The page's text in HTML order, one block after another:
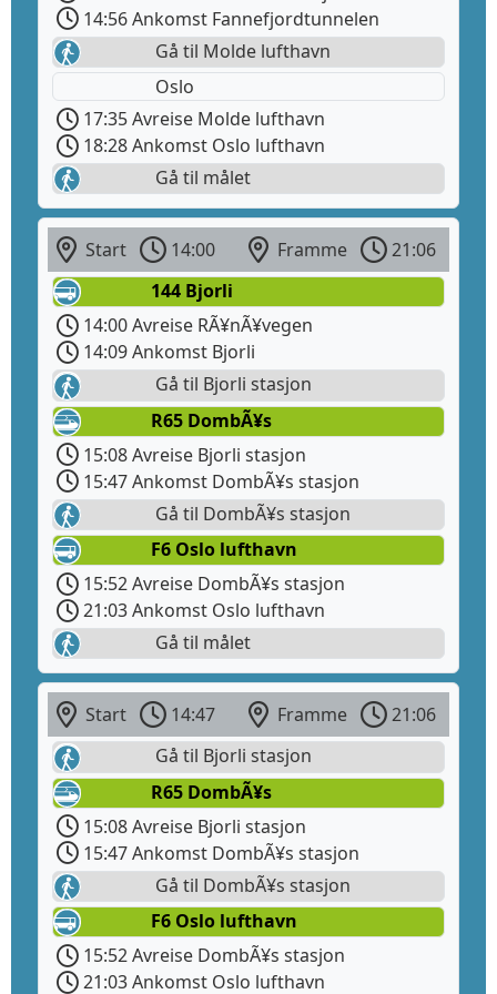
14:56 Ankomst Fannefjordtunnelen
Gå til Molde lufthavn
Oslo
17:35 Avreise Molde lufthavn
18:28 Ankomst Oslo lufthavn
Gå til målet
Start 14:00 Framme
21:06
144 Bjorli
14:00 Avreise RÃ¥nÃ¥vegen
14:09 Ankomst Bjorli
Gå til Bjorli stasjon
R65 DombÃ¥s
15:08 Avreise Bjorli stasjon
15:47 Ankomst DombÃ¥s stasjon
Gå til DombÃ¥s stasjon
F6 Oslo lufthavn
15:52 Avreise DombÃ¥s stasjon
21:03 Ankomst Oslo lufthavn
Gå til målet
Start 14:47 Framme
21:06
Gå til Bjorli stasjon
R65 DombÃ¥s
15:08 Avreise Bjorli stasjon
15:47 Ankomst DombÃ¥s stasjon
Gå til DombÃ¥s stasjon
F6 Oslo lufthavn
15:52 Avreise DombÃ¥s stasjon
21:03 Ankomst Oslo lufthavn